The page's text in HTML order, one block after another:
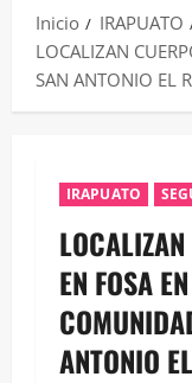
Inicio
IRAPUATO
LOCALIZAN
SAN ANTONIO EL
IRAPUATO
EN FOSA
ANTONIO